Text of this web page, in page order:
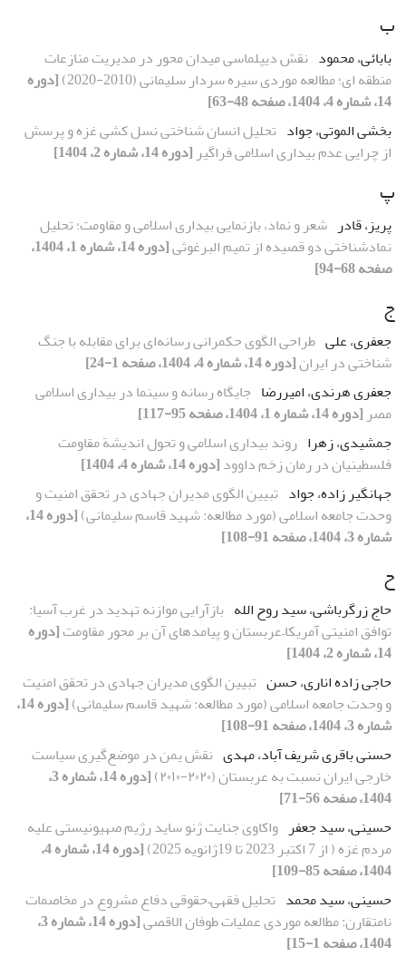
ب
بابائی، محمود نقش دیپلماسی میدان محور در مدیریت منازعات
منطقه ای؛ مطالعه موردی سیره سردار سلیمانی (2010-2020)
[دوره
14، شماره 4، 1404، صفحه 48-63]
بخشی الموتی، جواد تحلیل انسان شناختی نسل کشی غزه و پرسش
از چرایی عدم بیداری اسلامی فراگیر [دوره 14، شماره 2، 1404]
پ
پریز، قادر شعر و نماد، بازنمایی بیداری اسلامی و مقاومت؛ تحلیل
نمادشناختی دو قصیده از تمیم البرغوثی
[دوره 14، شماره 1، 1404،
صفحه 68-94]
ج
جعفری، علی طراحی الگوی حکمرانی رسانه‌ای برای مقابله با جنگ
شناختی در ایران[دوره 14، شماره 4، 1404، صفحه 1-24]
جعفری هرندی، امیررضا جایگاه رسانه‌‌ و سینما در بیداری اسلامی
مصر [دوره 14، شماره 1، 1404، صفحه 95-117]
جمشیدی، زهرا روند بیداری اسلامی و تحول اندیشة مقاومت
فلسطینیان در رمان‌ زخم داوود[دوره 14، شماره 4، 1404]
جهانگیر زاده، جواد تبیین الگوی مدیران جهادی در تحقق امنیت و
وحدت جامعه اسلامی (مورد مطالعه: شهید قاسم سلیمانی)
[دوره 14،
شماره 3، 1404، صفحه 91-108]
ح
حاج زرگرباشی، سید روح الله بازآرایی موازنه تهدید در غرب آسیا:
توافق امنیتی آمریکا–عربستان و پیامدهای آن بر محور مقاومت[دوره
14، شماره 2، 1404]
حاجی زاده اناری، حسن تبیین الگوی مدیران جهادی در تحقق امنیت
و وحدت جامعه اسلامی (مورد مطالعه: شهید قاسم سلیمانی)
[دوره 14،
شماره 3، 1404، صفحه 91-108]
حسنی باقری شریف آباد، مهدی نقش یمن در موضع‌گیری سیاست
خارجی ایران نسبت به عربستان (٢۰٢۰-٢۰۱۰)
[دوره 14، شماره 3،
1404، صفحه 56-71]
حسینی، سید جعفر واکاوی جنایت ژنو ساید رژیم صهیونیستی علیه
مردم غزه ( از 7 اکتبر 2023 تا 19ژانویه 2025)
[دوره 14، شماره 4،
1404، صفحه 85-109]
حسینی، سید محمد تحلیل فقهی–حقوقی دفاع مشروع در مخاصمات
نامتقارن: مطالعه موردی عملیات طوفان الاقصی
[دوره 14، شماره 3،
1404، صفحه 1-15]